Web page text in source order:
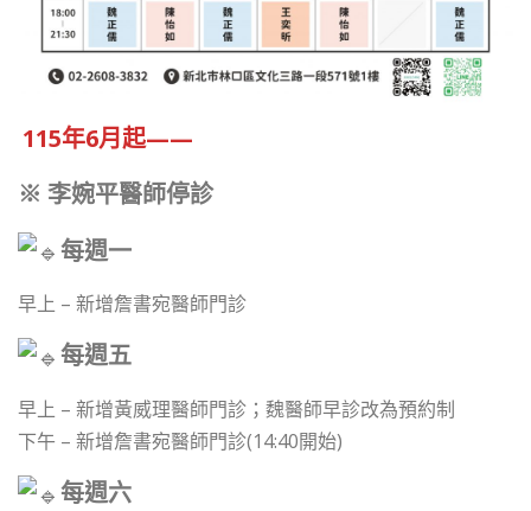
115年6月起——
※ 李婉平醫師停診
每週一
早上 – 新增詹書宛醫師門診
每週五
早上 – 新增黃威理醫師門診；魏醫師早診改為預約制
下午 – 新增詹書宛醫師門診(14:40開始)
每週六